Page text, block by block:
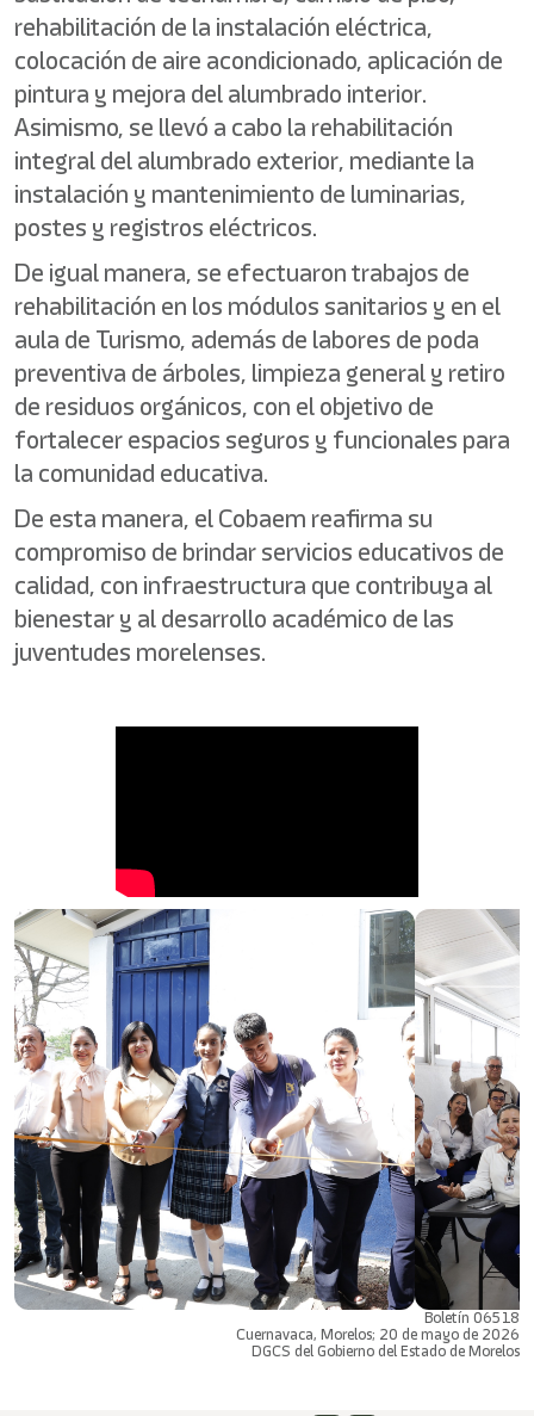
rehabilitación de la instalación eléctrica,
colocación de aire acondicionado, aplicación de
pintura y mejora del alumbrado interior.
Asimismo, se llevó a cabo la rehabilitación
integral del alumbrado exterior, mediante la
instalación y mantenimiento de luminarias,
postes y registros eléctricos.
De igual manera, se efectuaron trabajos de
rehabilitación en los módulos sanitarios y en el
aula de Turismo, además de labores de poda
preventiva de árboles, limpieza general y retiro
de residuos orgánicos, con el objetivo de
fortalecer espacios seguros y funcionales para
la comunidad educativa.
De esta manera, el Cobaem reafirma su
compromiso de brindar servicios educativos de
calidad, con infraestructura que contribuya al
bienestar y al desarrollo académico de las
juventudes morelenses.
Boletín 06518
Cuernavaca, Morelos; 20 de mayo de 2026
DGCS del Gobierno del Estado de Morelos